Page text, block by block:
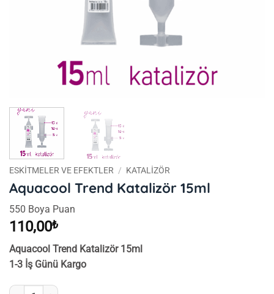
ESKITMELER VE EFEKTLER / KATALIZÖR
Aquacool Trend Katalizör 15ml
550 Boya Puan
110,00₺
Aquacool Trend Katalizör 15ml
1-3 İş Günü Kargo
Aquacool Trend Katalizör 15ml adet